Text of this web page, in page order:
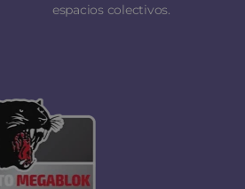
espacios colectivos.